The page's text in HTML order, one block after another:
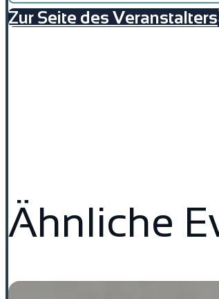
Zur Seite des Veranstalters
Ähnliche